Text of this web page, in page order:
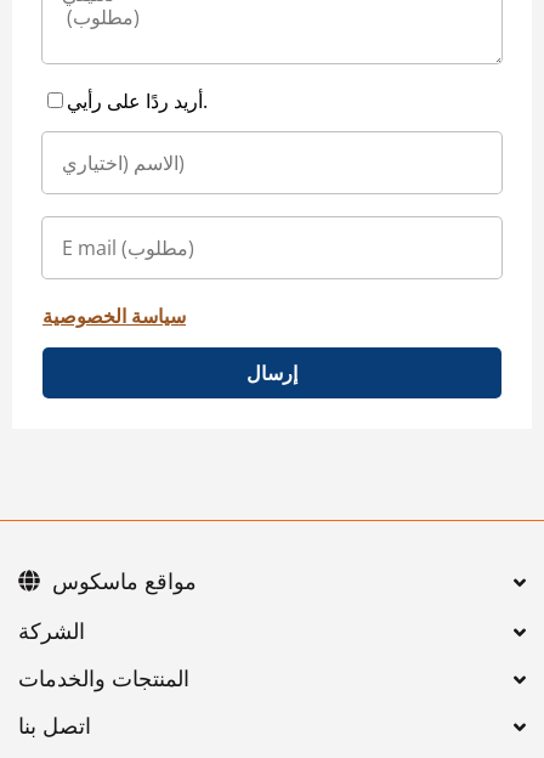
أريد ردًا على رأيي.
سياسة الخصوصية
إرسال
اتصل بنا
مواقع ماسكوس